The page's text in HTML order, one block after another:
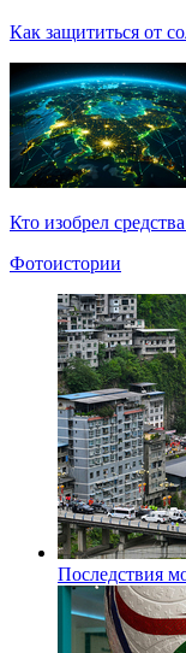
Как защититься от
Кто изобрел
Фотоистории
Последствия